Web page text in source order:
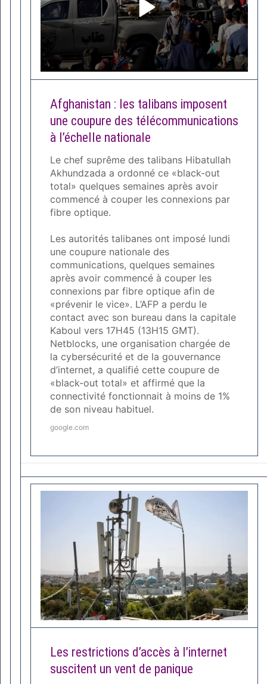
Afghanistan : les talibans imposent
une coupure des télécommunications
à l’échelle nationale
Le chef suprême des talibans Hibatullah
Akhundzada a ordonné ce «black-out
total» quelques semaines après avoir
commencé à couper les connexions par
fibre optique.
Les autorités talibanes ont imposé lundi
une coupure nationale des
communications, quelques semaines
après avoir commencé à couper les
connexions par fibre optique afin de
«prévenir le vice». L’AFP a perdu le
contact avec son bureau dans la capitale
Kaboul vers 17H45 (13H15 GMT).
Netblocks, une organisation chargée de
la cybersécurité et de la gouvernance
d’internet, a qualifié cette coupure de
«black-out total» et affirmé que la
connectivité fonctionnait à moins de 1%
de son niveau habituel.
google.com
Les restrictions d’accès à l’internet
suscitent un vent de panique